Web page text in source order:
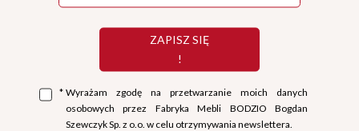
ZAPISZ SIĘ
!
* Wyrażam zgodę na przetwarzanie moich danych
osobowych przez Fabryka Mebli BODZIO Bogdan
Szewczyk Sp. z o.o. w celu otrzymywania newslettera.